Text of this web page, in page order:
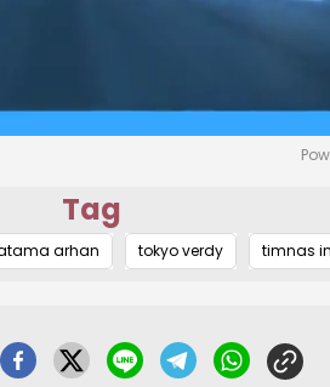
Tag
arhan tokyo verdy timnas